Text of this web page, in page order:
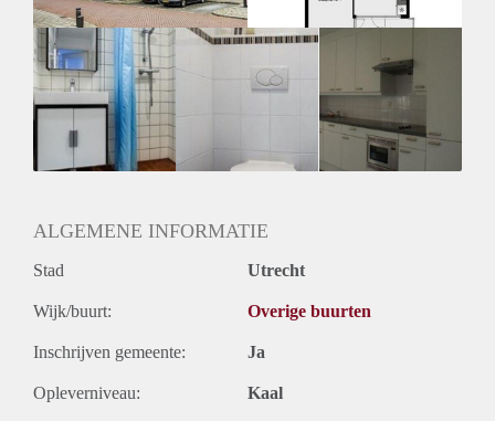
Oplevering
Kaal
ALGEMENE INFORMATIE
Stad Utrecht
Wijk/buurt: Overige buurten
Inschrijven gemeente: Ja
Opleverniveau: Kaal